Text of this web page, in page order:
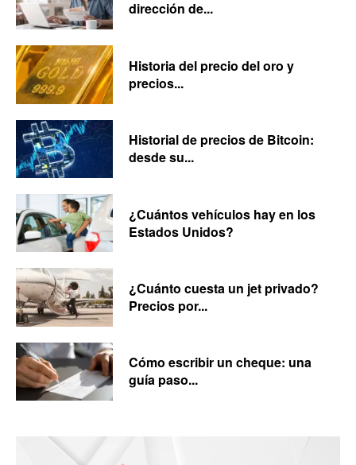
dirección de...
Historia del precio del oro y
precios...
Historial de precios de Bitcoin:
desde su...
¿Cuántos vehículos hay en los
Estados Unidos?
¿Cuánto cuesta un jet privado?
Precios por...
Cómo escribir un cheque: una
guía paso...